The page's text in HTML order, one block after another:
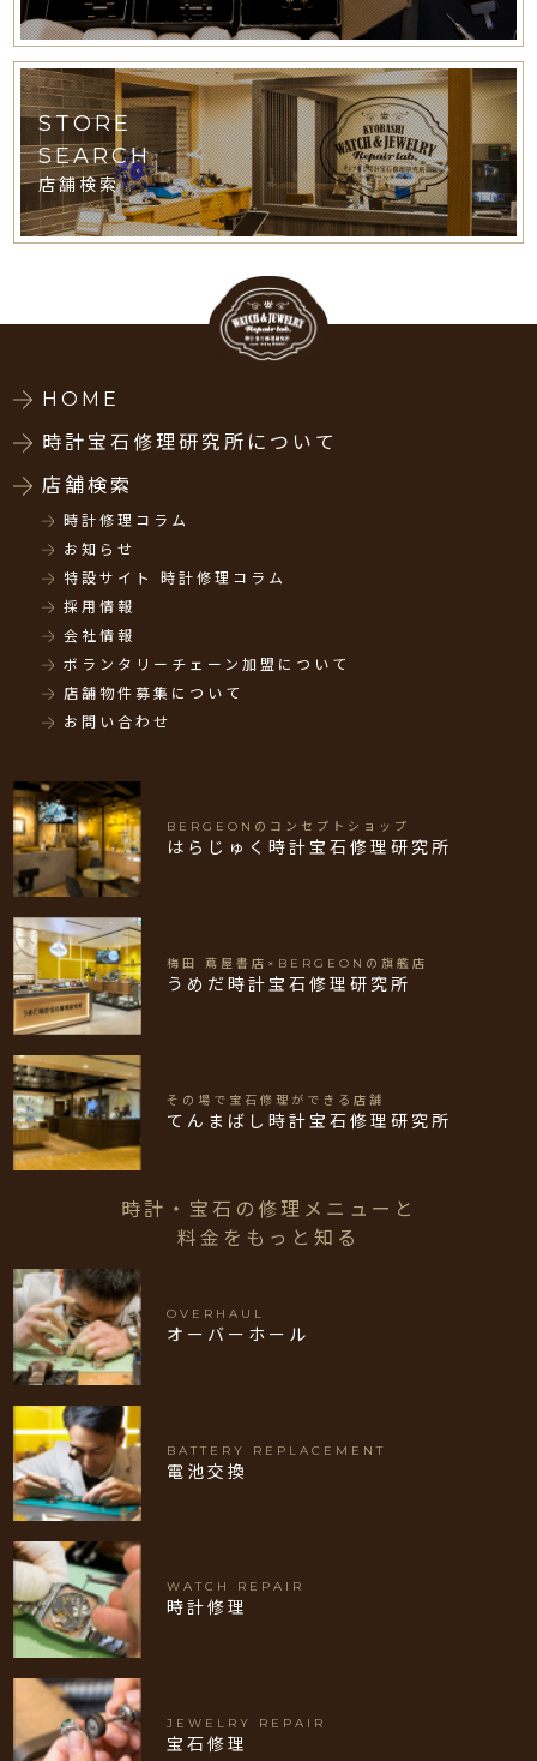
STORE
SEARCH
店舗検索
HOME
時計宝石修理研究所について
店舗検索
時計修理コラム
お知らせ
特設サイト 時計修理コラム
採用情報
会社情報
ボランタリーチェーン加盟について
店舗物件募集について
お問い合わせ
BERGEONのコンセプトショップ
はらじゅく時計宝石修理研究所
梅田 蔦屋書店×BERGEONの旗艦店
うめだ時計宝石修理研究所
その場で宝石修理ができる店舗
てんまばし時計宝石修理研究所
時計・宝石の修理メニューと
料金をもっと知る
OVERHAUL
オーバーホール
BATTERY REPLACEMENT
電池交換
WATCH REPAIR
時計修理
JEWELRY REPAIR
宝石修理